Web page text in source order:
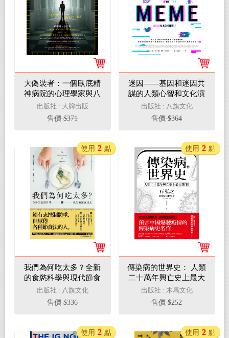
大偽裝者：一個臥底精
神病院的心理學家與八
個假病人，顛覆「瘋
狂」的祕密任務(電子
書)
出版社 : 大牌出版
售價 $371
迷因——基因和迷因共
謀的人類心智和文化演
化史(電子書)
出版社 : 八旗文化
售價 $364
我們為何吃太多？全新
的食慾科學與現代節食
迷思(電子書)
出版社 : 八旗文化
售價 $336
使用 2 點
傳染病的世界史： 人類
二十萬年興亡史上最大
戰爭！ (電子書)
出版社 : 木馬文化
售價 $252
使用 2 點
使用 2 點 使用 2 點